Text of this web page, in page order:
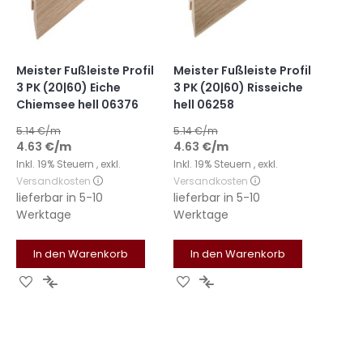
Meister Fußleiste Profil
3 PK (20|60) Eiche
Chiemsee hell 06376
5.14€/m
4.63 €/m
Inkl. 19% Steuern , exkl.
Versandkosten
lieferbar in 5-10
Werktage
In den Warenkorb
Zur Zur
Meister Fußleiste Profil
3 PK (20|60) Risseiche
hell 06258
5.14€/m
4.63 €/m
Inkl. 19% Steuern , exkl.
Versandkosten
lieferbar in 5-10
Werktage
In den Warenkorb
Zur Zur